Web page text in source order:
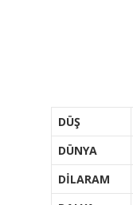
DÜŞ
DÜNYA
DİLARAM